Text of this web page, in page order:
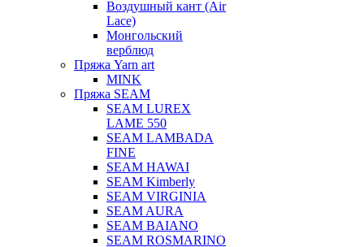
Воздушный кант (Air
Lace)
Монгольский
верблюд
Пряжа Yarn art
MINK
Пряжа SEAM
SEAM LUREX
LAME 550
SEAM LAMBADA
FINE
SEAM HAWAI
SEAM Kimberly
SEAM VIRGINIA
SEAM AURA
SEAM BAIANO
SEAM ROSMARINO